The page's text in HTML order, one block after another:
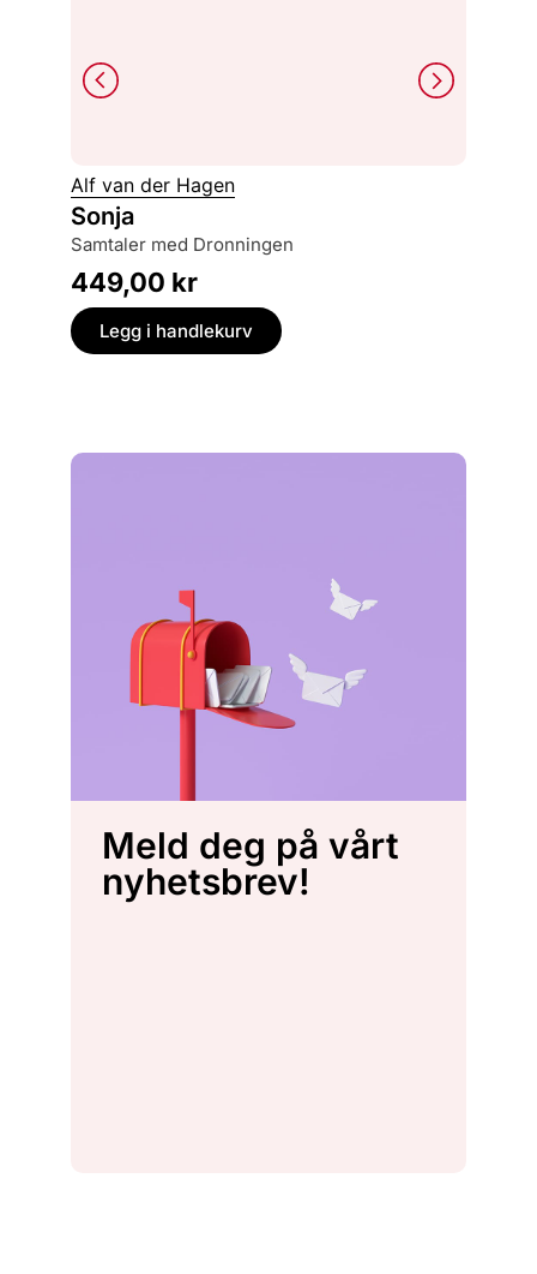
Alf van der Hagen
Sonja
samtaler med Dronningen
449,00 kr
Legg i handlekurv
Meld deg på vårt
nyhetsbrev!